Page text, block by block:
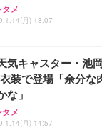
タメ
月) 18:07
気キャスター・池
装で登場「余分な
な」
タメ
月) 14:57